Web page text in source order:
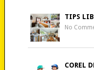
TIPS
No
COREL